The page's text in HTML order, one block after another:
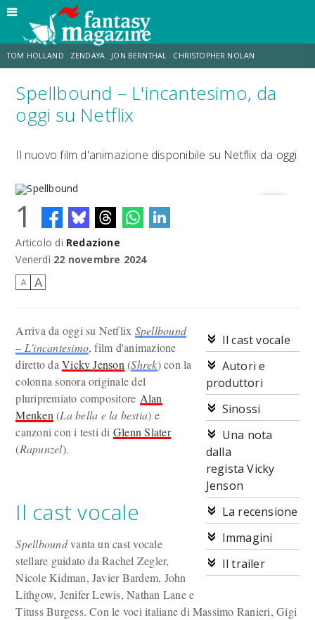
TOM HOLLAND ZENDAYA JON BERNTHAL CHRISTOPHER NOLAN
STRANIMONDI LUCCA COMICS & GAMES ODISSEA CHRIS MCKENNA
Spellbound – L'incantesimo, da
oggi su Netflix
Il nuovo film d'animazione disponibile su Netflix da oggi.
Spellbound
1
Articolo di Redazione
Venerdì 22 novembre 2024
A A
Il cast vocale
Autori e
produttori
Sinossi
Una nota
dalla
regista Vicky
Jenson
La recensione
Immagini
Il trailer
Arriva da oggi su Netflix Spellbound
– L'incantesimo, film d'animazione
diretto daVicky Jenson (Shrek) con la
colonna sonora originale del
pluripremiato compositore Alan
Menken (La bella e la bestia) e
canzoni con i testi di Glenn Slater
(Rapunzel).
Il cast vocale
Spellboundvanta un cast vocale
stellare guidato da Rachel Zegler,
Nicole Kidman, Javier Bardem, John
Lithgow, Jenifer Lewis, Nathan Lane e
Tituss Burgess. Con le voci italiane di Massimo Ranieri, Gigi